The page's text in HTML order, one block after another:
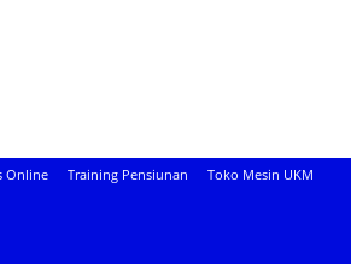
Online Training Pensiunan Toko Mesin UKM